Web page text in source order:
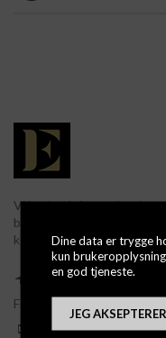
Vi bruker
brukervennligheten i
kommunikasjon. Les mer
Per Waalers vei 19, 1360
Fornebu, Norway
Telefon: (+47) 67 15
Dine data er trygge
kun
en god tjeneste.
JEG AKSEPTERER